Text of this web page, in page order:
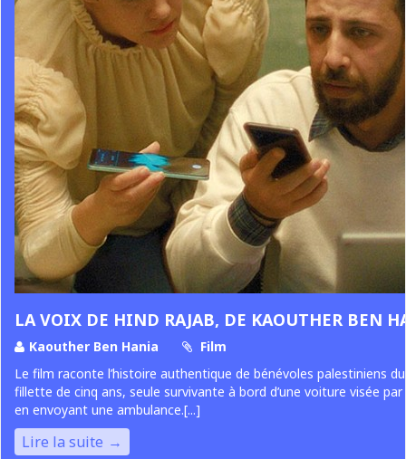
LA VOIX DE HIND RAJAB, DE KAOUTHER BEN
Kaouther Ben Hania
Film
Le film raconte l’histoire authentique de bénévoles palestiniens
fillette de cinq ans, seule survivante à bord d’une voiture visée
en envoyant une ambulance.[...]
Lire la suite